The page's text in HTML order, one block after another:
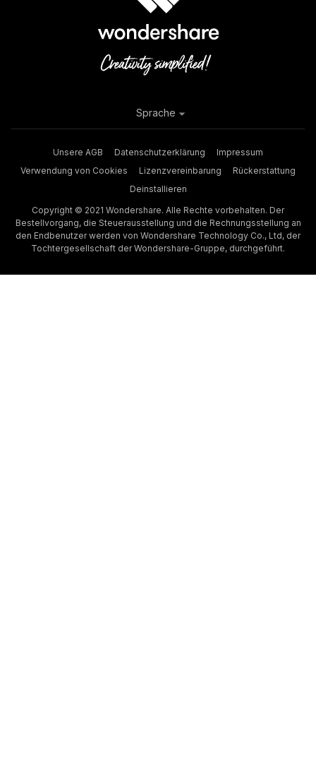
Unsere AGB Datenschutzerklärung
Impressum
Verwendung von Cookies
Lizenzvereinbarung
Rückerstattung
Deinstallieren
Copyright © 2021 Wondershare. Alle Rechte vorbehalten. Der
Bestellvorgang, die Steuerausstellung und die Rechnungsstellung an
den Endbenutzer werden von Wondershare Technology Co., Ltd, der
Tochtergesellschaft der Wondershare-Gruppe, durchgeführt.
Sprache